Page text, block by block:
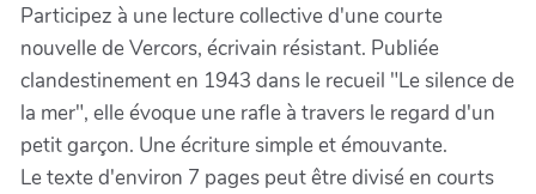
Participez à une lecture collective d'une courte
nouvelle de Vercors, écrivain résistant. Publiée
clandestinement en 1943 dans le recueil "Le silence de
la mer", elle évoque une rafle à travers le regard d'un
petit garçon. Une écriture simple et émouvante.
Le texte d'environ 7 pages peut être divisé en courts